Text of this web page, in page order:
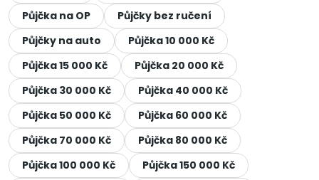
Půjčka na OP
Půjčky bez ručení
Půjčky na auto
Půjčka 10 000 Kč
Půjčka 15 000 Kč
Půjčka 20 000 Kč
Půjčka 30 000 Kč
Půjčka 40 000 Kč
Půjčka 50 000 Kč
Půjčka 60 000 Kč
Půjčka 70 000 Kč
Půjčka 80 000 Kč
Půjčka 100 000 Kč
Půjčka 150 000 Kč